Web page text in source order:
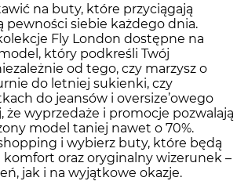
na buty, które przyciągają
pewności siebie każdego dnia.
Fly London dostępne na
który podkreśli Twój
od tego, czy marzysz o
do letniej sukienki, czy
do jeansów i oversize’owego
że wyprzedaże i promocje pozwalają
model taniej nawet o 70%.
i wybierz buty, które będą
komfort oraz oryginalny wizerunek –
jak i na wyjątkowe okazje.